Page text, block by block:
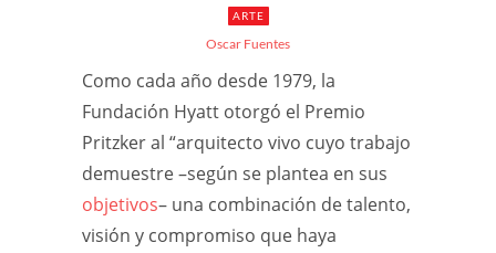
ARTE
Oscar Fuentes
Como cada año desde 1979, la
Fundación Hyatt otorgó el Premio
Pritzker al “arquitecto vivo cuyo trabajo
demuestre –según se plantea en sus
objetivos– una combinación de talento,
visión y compromiso que haya